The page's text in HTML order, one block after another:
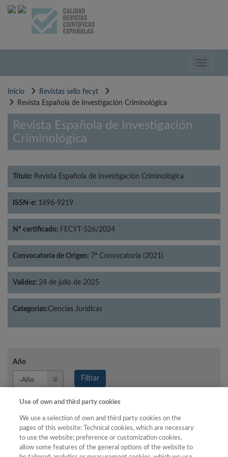
Pasar
Toggle
Inicio
Revistas sello fecyt
Revista Española de Investigación Criminológica
Revista Española de Investigación
Criminológica
Título: Revista Española de Investigación Criminológica
ISSN-e: 1696-9219
Nº certificado: FECYT-526/2024
Convocatoria de Origen: 7ª Convocatoria (2021)
Validez: 24 de julio de 2025
Categorías:Ciencias Jurídicas
Año
Filtrar
Año
Categoría
Puntuación Posición
Total de
revistas
Use of own and third party cookies
We use a selection of own and third party cookies on the
pages of this website: Technical cookies, which are necessary
to use the website; preference or customization cookies,
allow some features of the general options of the website to